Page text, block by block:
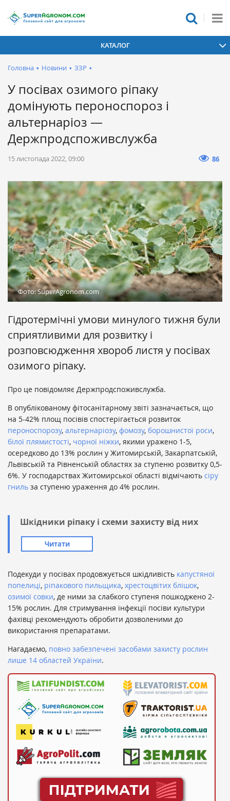
КАТАЛОГ
Головна • Новини • ЗЗР •
У посівах озимого ріпаку
домінують пероноспороз і
альтернаріоз —
Держпродспоживслужба
15 листопада 2022, 09:00 86
Фото: SuperAgronom.com
Гідротермічні умови минулого тижня були
сприятливими для розвитку і
розповсюдження хвороб листя у посівах
озимого ріпаку.
Про це повідомляє Держпродспоживслужба.
В опублікованому фітосанітарному звіті зазначається, що
на 5-42% площ посівів спостерігається розвиток
пероноспорозу, альтернаріозу, фомозу, борошнистої роси,
білої плямистості, чорної ніжки, якими уражено 1-5,
осередково до 13% рослин у Житомирській, Закарпатській,
Львівській та Рівненській областях за ступеню розвитку 0,5-
6%. У господарствах Житомирської області відмічають сіру
гниль за ступеню ураження до 4% рослин.
Шкідники ріпаку і схеми захисту від них
Читати
Подекуди у посівах продовжується шкідливість капустяної
попелиці, ріпакового пильщика, хрестоцвітих блішок,
озимої совки, де ними за слабкого ступеня пошкоджено 2-
15% рослин. Для стримування інфекції посіви культури
фахівці рекомендують обробити дозволеними до
використання препаратами.
Нагадаємо, повно забезпечені засобами захисту рослин
лише 14 областей України.